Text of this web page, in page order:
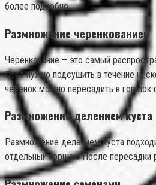
более подробно.
Размножение черенкованием
Черенкование – это самый
Срез нужно подсушить в течение
черенок можно пересадить в горшок
Размножение делением куста
Размножение делением куста
отдельный горшок. После пересадки